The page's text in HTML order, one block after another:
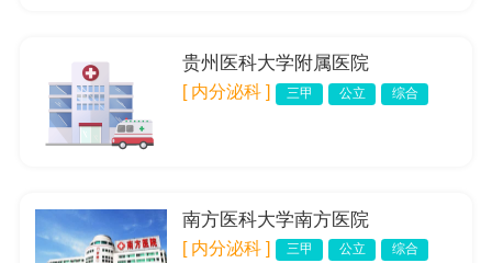
贵州医科大学附属医院
[ 内分泌科 ] 三甲 公立 综合
南方医科大学南方医院
[ 内分泌科 ] 三甲 公立 综合